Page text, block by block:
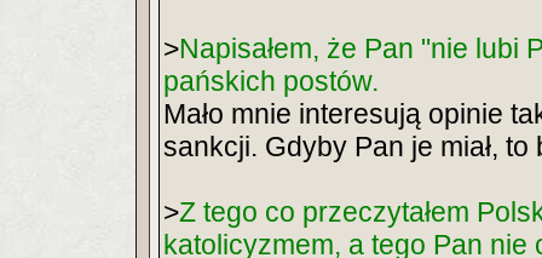
>Napisałem, że Pan "nie lubi
pańskich postów.
Mało mnie interesują opinie
sankcji. Gdyby Pan je miał, to
>Z tego co przeczytałem
katolicyzmem, a tego Pan